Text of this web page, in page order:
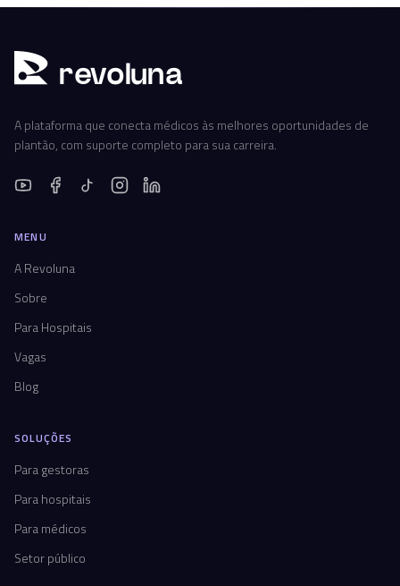
revoluna
A plataforma que conecta médicos às melhores oportunidades de
plantão, com suporte completo para sua carreira.
MENU
A Revoluna
Sobre
Para Hospitais
Vagas
Blog
SOLUÇÕES
Para gestoras
Para hospitais
Para médicos
Setor público